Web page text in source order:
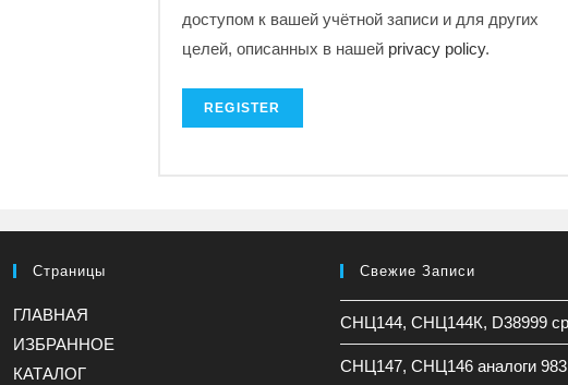
доступом к вашей учётной записи и для других
целей, описанных в нашей privacy policy.
REGISTER
Страницы
ГЛАВНАЯ
ИЗБРАННОЕ
КАТАЛОГ
Свежие Записи
СНЦ144, СНЦ144К, D38999
СНЦ147, СНЦ146 аналоги 983